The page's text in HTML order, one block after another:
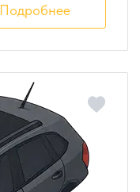
Подробнее